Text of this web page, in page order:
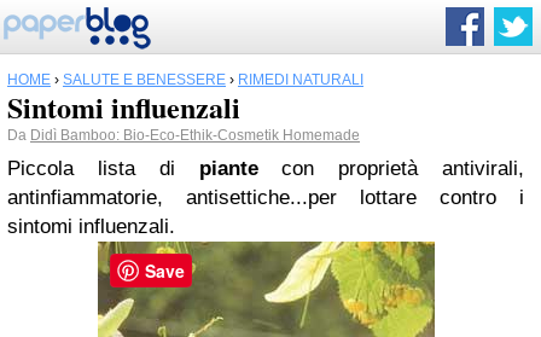
HOME › SALUTE E BENESSERE › RIMEDI NATURALI
Sintomi influenzali
Da Didì Bamboo: Bio-Eco-Ethik-Cosmetik Homemade
Piccola lista di piantecon proprietà antivirali,
antinfiammatorie, antisettiche...per lottare contro i
sintomi influenzali.
Save